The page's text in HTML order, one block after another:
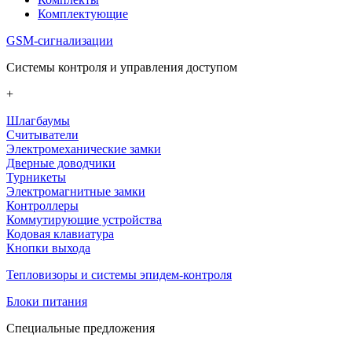
Комплектующие
GSM-сигнализации
Системы контроля и управления доступом
+
Шлагбаумы
Считыватели
Электромеханические замки
Дверные доводчики
Турникеты
Электромагнитные замки
Контроллеры
Коммутирующие устройства
Кодовая клавиатура
Кнопки выхода
Тепловизоры и системы эпидем-контроля
Блоки питания
Специальные предложения